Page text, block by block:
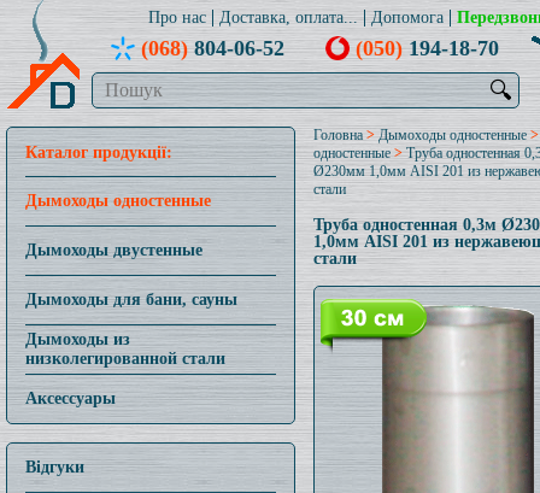
Про нас Доставка, оплата... Допомога
(068)804-06-52 (050)194-18-70
🔍
Каталог продукції:
Дымоходы одностенные
Дымоходы двустенные
Дымоходы для бани, сауны
Дымоходы из
низколегированной стали
Аксессуары
Відгуки
Головна > Дымоходы одностенные
одностенные >Труба одностенная
Ø230мм 1,0мм AISI 201 из
стали
Труба одностенная 0,3м
1,0мм AISI 201 из
стали